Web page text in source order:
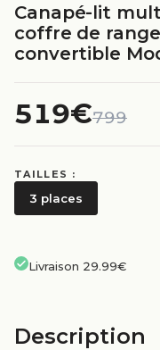
Canapé-lit
coffre de
convertible
519€799
TAILLES :
3 places
Livraison 29.99€
Description